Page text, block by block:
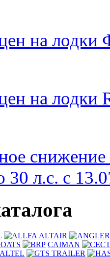
на
на лодки
л.с. с
ALTAIR
CAIMAN